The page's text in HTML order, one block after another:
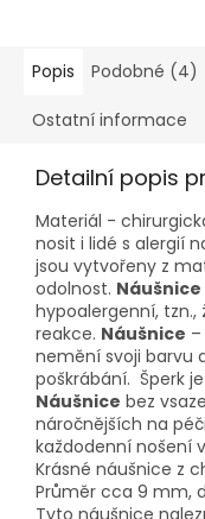
Popis Podobné (4)
Ostatní informace
Detailní popis
Materiál -
nosit i lidé s alergií
jsou vytvořeny z
odolnost. Náušnice
hypoalergenní, tzn.,
reakce. Náušnice
nemění svoji barvu
poškrábání. Šperk
Náušnice bez
náročnějších na
každodenní nošení
Krásné náušnice z
Průměr cca 9 mm,